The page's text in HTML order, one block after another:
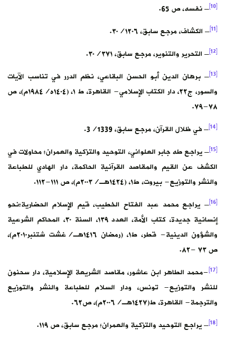
[10] – نفسه، ص 65.
[11] – الكشاف، مرجع سابق، ٣٠/١٢٠٦.
[12] – التحرير والتنوير، مرجع سابق، ٣٠/٣٧١.
[13]
– برهان الدين أبو الحسن البقاعي، نظم الدرر في تناسب الآيات
والسور، ج٢٢، دار الكتاب الإسلامي- القاهرة، ط ١، (١٤٠٤ه/١٩٨٤م)، ص
٧٨-٧٩.
[14] – في ظلال القرآن، مرجع سابق، 3/1339.
[15]
– يراجع طه جابر العلواني، التوحيد والتزكية والعمران؛ محاولات في
الكشف عن القيم والمقاصد القرآنية الحاكمة، دار الهادي للطباعة
والنشر والتوزيع- بيروت، ط١، (١٤٢٤هـ/٢٠٠٣م)، ص ١١١-١١٢.
[16]
– يراجع محمد عبد الفتاح الخطيب، قيم الإسلام الحضارية؛نحو
إنسانية جديدة، كتاب الأمة، العدد ١٣٩، السنة ٣٠، المحاكم الشرعية
والشؤون الدينية- قطر، ط١، (رمضان ١٤١٦هـ/غشت شتنبر٢٠١٠م)،
ص ٧٣ -٨٢.
[17]
-محمد الطاهر ابن عاشور، مقاصد الشريعة الإسلامية، دار سحنون
للنشر والتوزيع- تونس، ودار السلام للطباعة والنشر والتوزيع
والترجمة- القاهرة، ط(١٤٢٧هـ/٢٠٠٦م)، ص٦٢.
[18] – يراجع التوحيد والتزكية والعمران؛ مرجع سابق، ص ١١٩.